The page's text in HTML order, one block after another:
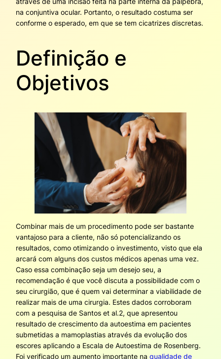
na conjuntiva ocular. Portanto, o resultado costuma ser
conforme o esperado, em que se tem cicatrizes discretas.
Definição e
Objetivos
Combinar mais de um procedimento pode ser bastante
vantajoso para a cliente, não só potencializando os
resultados, como otimizando o investimento, visto que ela
arcará com alguns dos custos médicos apenas uma vez.
Caso essa combinação seja um desejo seu, a
recomendação é que você discuta a possibilidade com o
seu cirurgião, que é quem vai determinar a viabilidade de
realizar mais de uma cirurgia. Estes dados corroboram
com a pesquisa de Santos et al.2, que apresentou
resultado de crescimento da autoestima em pacientes
submetidas a mamoplastias através da evolução dos
escores aplicando a Escala de Autoestima de Rosenberg.
Foi verificado um aumento importante na qualidade de